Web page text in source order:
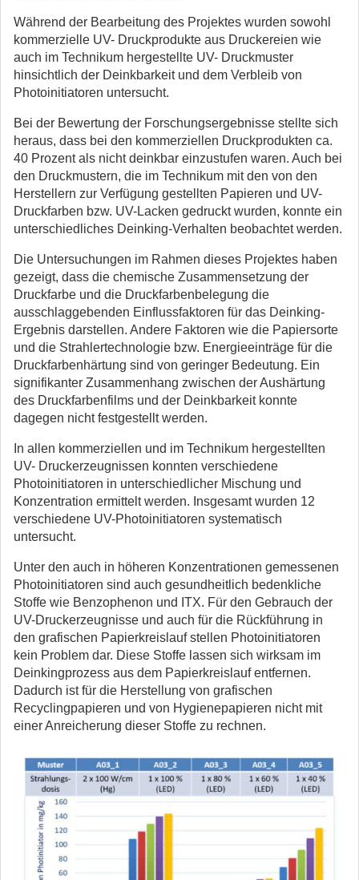
Während der Bearbeitung des Projektes wurden sowohl
kommerzielle UV- Druckprodukte aus Druckereien wie
auch im Technikum hergestellte UV- Druckmuster
hinsichtlich der Deinkbarkeit und dem Verbleib von
Photoinitiatoren untersucht.
Bei der Bewertung der Forschungsergebnisse stellte sich
heraus, dass bei den kommerziellen Druckprodukten ca.
40 Prozent als nicht deinkbar einzustufen waren. Auch bei
den Druckmustern, die im Technikum mit den von den
Herstellern zur Verfügung gestellten Papieren und UV-
Druckfarben bzw. UV-Lacken gedruckt wurden, konnte ein
unterschiedliches Deinking-Verhalten beobachtet werden.
Die Untersuchungen im Rahmen dieses Projektes haben
gezeigt, dass die chemische Zusammensetzung der
Druckfarbe und die Druckfarbenbelegung die
ausschlaggebenden Einflussfaktoren für das Deinking-
Ergebnis darstellen. Andere Faktoren wie die Papiersorte
und die Strahlertechnologie bzw. Energieeinträge für die
Druckfarbenhärtung sind von geringer Bedeutung. Ein
signifikanter Zusammenhang zwischen der Aushärtung
des Druckfarbenfilms und der Deinkbarkeit konnte
dagegen nicht festgestellt werden.
In allen kommerziellen und im Technikum hergestellten
UV- Druckerzeugnissen konnten verschiedene
Photoinitiatoren in unterschiedlicher Mischung und
Konzentration ermittelt werden. Insgesamt wurden 12
verschiedene UV-Photoinitiatoren systematisch
untersucht.
Unter den auch in höheren Konzentrationen gemessenen
Photoinitiatoren sind auch gesundheitlich bedenkliche
Stoffe wie Benzophenon und ITX. Für den Gebrauch der
UV-Druckerzeugnisse und auch für die Rückführung in
den grafischen Papierkreislauf stellen Photoinitiatoren
kein Problem dar. Diese Stoffe lassen sich wirksam im
Deinkingprozess aus dem Papierkreislauf entfernen.
Dadurch ist für die Herstellung von grafischen
Recyclingpapieren und von Hygienepapieren nicht mit
einer Anreicherung dieser Stoffe zu rechnen.